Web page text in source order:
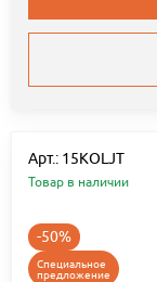
Арт.: 15KOLJT
Товар в наличии
-50%
Специальное
предложение